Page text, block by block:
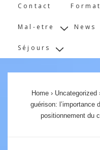
Contact
Mal-etre News
Séjours
Home › Uncategorized
guérison: l’importance
positionnement du